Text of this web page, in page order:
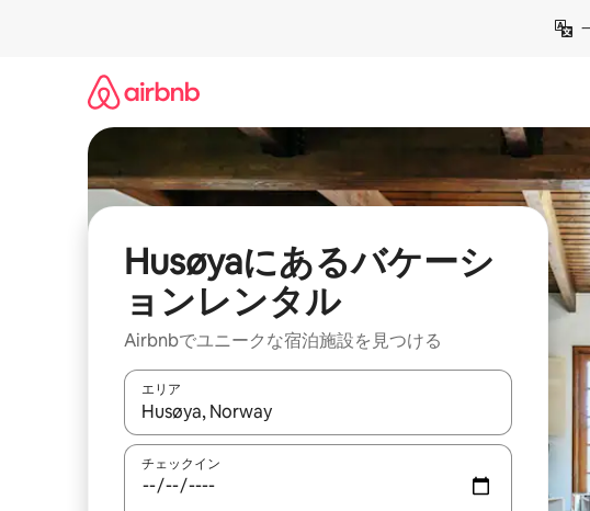
Husøyaにあるバケーシ
ョンレンタル
Airbnbでユニークな宿泊施設を見つける
エリア
検索結果が表示されたら、上下の矢印キーを使って移動するか
チェックイン